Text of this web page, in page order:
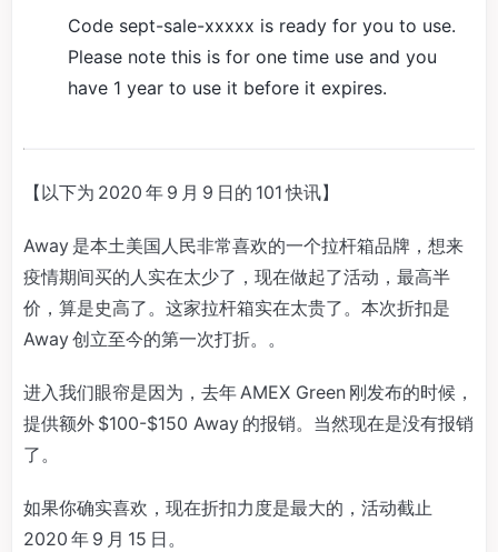
Code sept-sale-xxxxx is ready for you to use.
Please note this is for one time use and you
have 1 year to use it before it expires.
【以下为 2020 年 9 月 9 日的 101 快讯】
Away 是本土美国人民非常喜欢的一个拉杆箱品牌，想来
疫情期间买的人实在太少了，现在做起了活动，最高半
价，算是史高了。这家拉杆箱实在太贵了。本次折扣是
Away 创立至今的第一次打折。。
进入我们眼帘是因为，去年 AMEX Green 刚发布的时候，
提供额外 $100-$150 Away 的报销。当然现在是没有报销
了。
如果你确实喜欢，现在折扣力度是最大的，活动截止
2020 年 9 月 15 日。